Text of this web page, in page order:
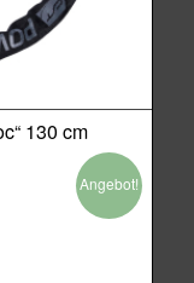
130 cm
Angebot!